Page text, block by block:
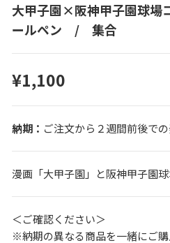
大甲子園×阪神甲子園球場
ールペン / 集合
¥1,100
ご注文から２週間前後で
漫画「大甲子園」と阪神甲子園
＜ご確認ください＞
※納期の異なる商品を一緒にご